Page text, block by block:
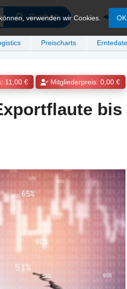
Suchen
Preischarts
verwenden wir Cookies. OK
11,00 € Mitgliederpreis: 0,00 €
bis